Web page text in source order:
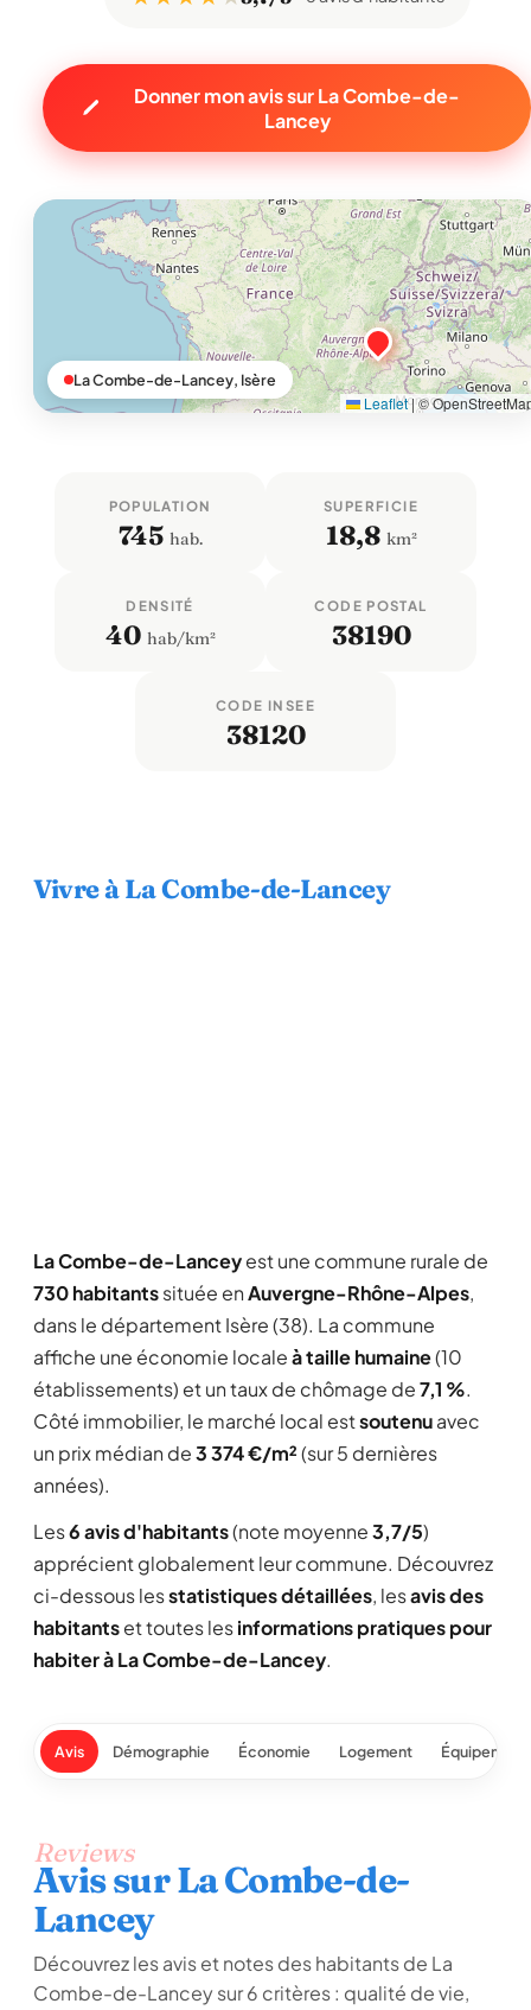
Donner mon avis sur La Combe-de-
Lancey
Leaflet|©
La Combe-de-Lancey, Isère
POPULATION
745 hab.
SUPERFICIE
18,8 km²
DENSITÉ
40 hab/km²
CODE POSTAL
38190
CODE INSEE
38120
Vivre à La Combe-de-Lancey
La Combe-de-Lanceyest une commune rurale de
730 habitantssituée enAuvergne-Rhône-Alpes,
dans le département Isère (38). La commune
affiche une économie localeà taille humaine(10
établissements) et un taux de chômage de7,1 %.
Côté immobilier, le marché local estsoutenuavec
un prix médian de3 374 €/m²(sur 5 dernières
années).
Les6 avis d'habitants(note moyenne3,7/5)
apprécient globalement leur commune. Découvrez
ci-dessous lesstatistiques détaillées, lesavis des
habitantset toutes lesinformations pratiques pour
habiter à La Combe-de-Lancey.
Avis Démographie Économie Logement
Reviews
Avis sur La Combe-de-
Lancey
Découvrez les avis et notes des habitants de La
Combe-de-Lancey sur 6 critères : qualité de vie,